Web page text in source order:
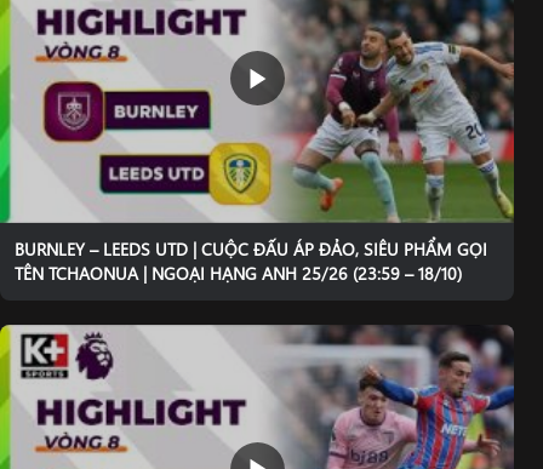
BURNLEY – LEEDS UTD | CUỘC ĐẤU ÁP ĐẢO, SIÊU PHẨM GỌI
TÊN TCHAONUA | NGOẠI HẠNG ANH 25/26 (23:59 – 18/10)